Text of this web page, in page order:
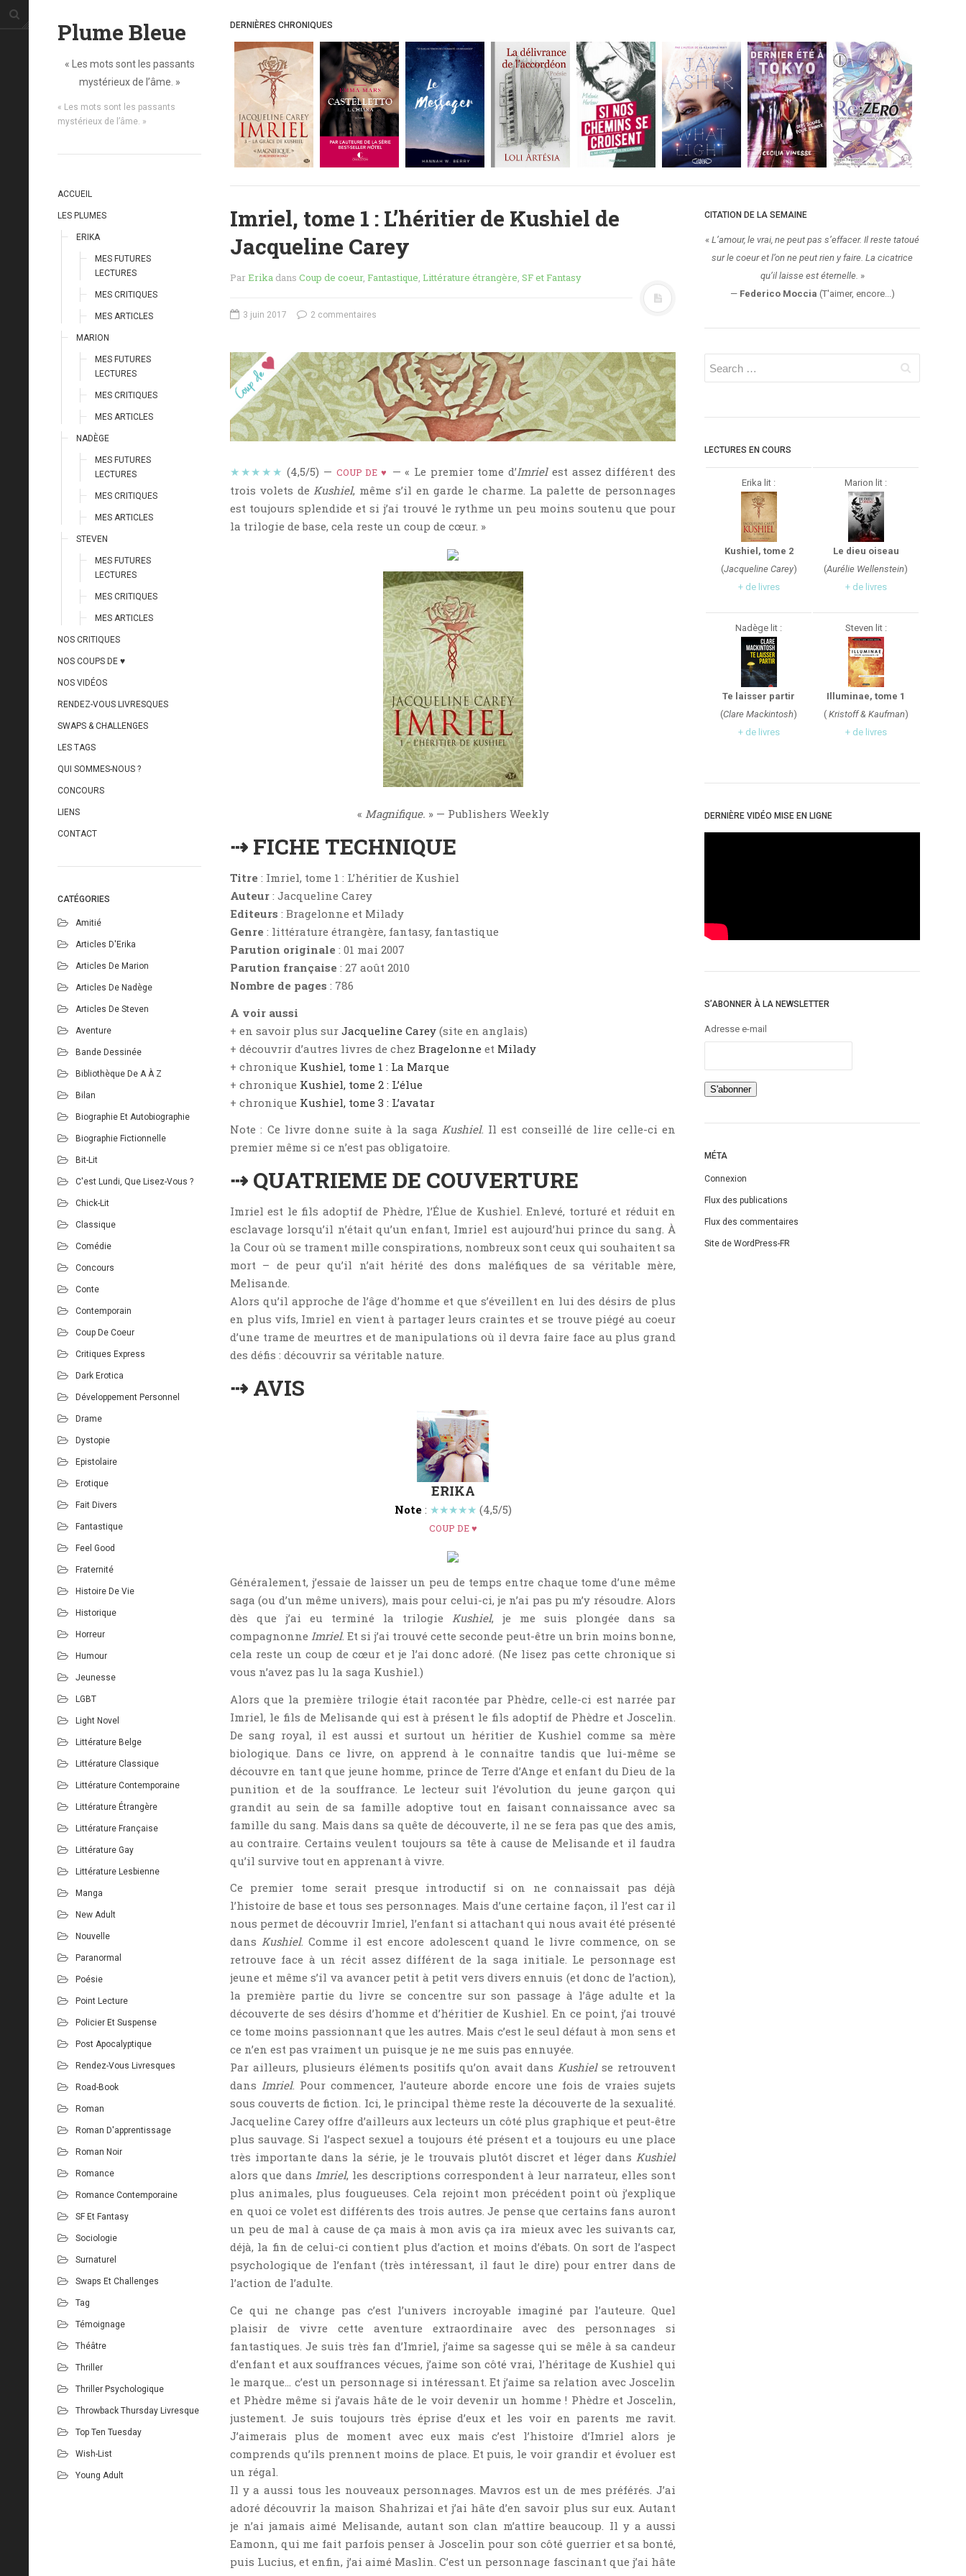
Plume Bleue
« Les mots sont les passants
mystérieux de l’âme. »
« Les mots sont les passants
mystérieux de l’âme. »
ACCUEIL
LES PLUMES
ERIKA
MES FUTURES
LECTURES
MES CRITIQUES
MES ARTICLES
MARION
MES FUTURES
LECTURES
MES CRITIQUES
MES ARTICLES
NADÈGE
MES FUTURES
LECTURES
MES CRITIQUES
MES ARTICLES
STEVEN
MES FUTURES
LECTURES
MES CRITIQUES
MES ARTICLES
NOS CRITIQUES
NOS COUPS DE ♥
NOS VIDÉOS
RENDEZ-VOUS LIVRESQUES
SWAPS & CHALLENGES
LES TAGS
QUI SOMMES-NOUS ?
CONCOURS
LIENS
CONTACT
CATÉGORIES
Amitié
Articles D'Erika
Articles De Marion
Articles De Nadège
Articles De Steven
Aventure
Bande Dessinée
Bibliothèque De A À Z
Bilan
Biographie Et Autobiographie
Biographie Fictionnelle
Bit-Lit
C'est Lundi, Que Lisez-Vous ?
Chick-Lit
Classique
Comédie
Concours
Conte
Contemporain
Coup De Coeur
Critiques Express
Dark Erotica
Développement Personnel
Drame
Dystopie
Epistolaire
Erotique
Fait Divers
Fantastique
Feel Good
Fraternité
Histoire De Vie
Historique
Horreur
Humour
Jeunesse
LGBT
Light Novel
Littérature Belge
Littérature Classique
Littérature Contemporaine
Littérature Étrangère
Littérature Française
Littérature Gay
Littérature Lesbienne
Manga
New Adult
Nouvelle
Paranormal
Poésie
Point Lecture
Policier Et Suspense
Post Apocalyptique
Rendez-Vous Livresques
Road-Book
Roman
Roman D'apprentissage
Roman Noir
Romance
Romance Contemporaine
SF Et Fantasy
Sociologie
Surnaturel
Swaps Et Challenges
Tag
Témoignage
Théâtre
Thriller
Thriller Psychologique
Throwback Thursday Livresque
Top Ten Tuesday
Wish-List
Young Adult
DERNIÈRES CHRONIQUES
Imriel, tome 1 : L’héritier de Kushiel de
Jacqueline Carey
ParErika dans Coup de coeur, Fantastique, Littérature étrangère, SF et Fantasy
3 juin 2017 2 commentaires
★★★★★ (4,5/5) — COUP DE ♥ — « Le premier tome d’Imrielest assez différent des
trois volets deKushiel, même s’il en garde le charme. La palette de personnages
est toujours splendide et si j’ai trouvé le rythme un peu moins soutenu que pour
la trilogie de base, cela reste un coup de cœur. »
« Magnifique. » — Publishers Weekly
⇢ FICHE TECHNIQUE
Titre : Imriel, tome 1 : L’héritier de Kushiel
Auteur : Jacqueline Carey
Editeurs : Bragelonne et Milady
Genre : littérature étrangère, fantasy, fantastique
Parution originale : 01 mai 2007
Parution française : 27 août 2010
Nombre de pages : 786
A voir aussi
+ en savoir plus sur Jacqueline Carey (site en anglais)
+ découvrir d’autres livres de chez Bragelonne et Milady
+ chronique Kushiel, tome 1 : La Marque
+ chronique Kushiel, tome 2 : L’élue
+ chronique Kushiel, tome 3 : L’avatar
Note : Ce livre donne suite à la saga Kushiel. Il est conseillé de lire celle-ci en
premier même si ce n’est pas obligatoire.
⇢ QUATRIEME DE COUVERTURE
Imriel est le fils adoptif de Phèdre, l’Élue de Kushiel. Enlevé, torturé et réduit en
esclavage lorsqu’il n’était qu’un enfant, Imriel est aujourd’hui prince du sang. À
la Cour où se trament mille conspirations, nombreux sont ceux qui souhaitent sa
mort – de peur qu’il n’ait hérité des dons maléfiques de sa véritable mère,
Melisande.
Alors qu’il approche de l’âge d’homme et que s’éveillent en lui des désirs de plus
en plus vifs, Imriel en vient à partager leurs craintes et se trouve piégé au coeur
d’une trame de meurtres et de manipulations où il devra faire face au plus grand
des défis : découvrir sa véritable nature.
⇢ AVIS
ERIKA
Note: ★★★★★ (4,5/5)
COUP DE ♥
Généralement, j’essaie de laisser un peu de temps entre chaque tome d’une même
saga (ou d’un même univers), mais pour celui-ci, je n’ai pas pu m’y résoudre. Alors
dès que j’ai eu terminé la trilogie Kushiel, je me suis plongée dans sa
compagnonne Imriel. Et si j’ai trouvé cette seconde peut-être un brin moins bonne,
cela reste un coup de cœur et je l’ai donc adoré. (Ne lisez pas cette chronique si
vous n’avez pas lu la saga Kushiel.)
Alors que la première trilogie était racontée par Phèdre, celle-ci est narrée par
Imriel, le fils de Melisande qui est à présent le fils adoptif de Phèdre et Joscelin.
De sang royal, il est aussi et surtout un héritier de Kushiel comme sa mère
biologique. Dans ce livre, on apprend à le connaître tandis que lui-même se
découvre en tant que jeune homme, prince de Terre d’Ange et enfant du Dieu de la
punition et de la souffrance. Le lecteur suit l’évolution du jeune garçon qui
grandit au sein de sa famille adoptive tout en faisant connaissance avec sa
famille du sang. Mais dans sa quête de découverte, il ne se fera pas que des amis,
au contraire. Certains veulent toujours sa tête à cause de Melisande et il faudra
qu’il survive tout en apprenant à vivre.
Ce premier tome serait presque introductif si on ne connaissait pas déjà
l’histoire de base et tous ses personnages. Mais d’une certaine façon, il l’est car il
nous permet de découvrir Imriel, l’enfant si attachant qui nous avait été présenté
dansKushiel. Comme il est encore adolescent quand le livre commence, on se
retrouve face à un récit assez différent de la saga initiale. Le personnage est
jeune et même s’il va avancer petit à petit vers divers ennuis (et donc de l’action),
la première partie du livre se concentre sur son passage à l’âge adulte et la
découverte de ses désirs d’homme et d’héritier de Kushiel. En ce point, j’ai trouvé
ce tome moins passionnant que les autres. Mais c’est le seul défaut à mon sens et
ce n’en est pas vraiment un puisque je ne me suis pas ennuyée.
Par ailleurs, plusieurs éléments positifs qu’on avait dansKushielse retrouvent
dansImriel. Pour commencer, l’auteure aborde encore une fois de vraies sujets
sous couverts de fiction. Ici, le principal thème reste la découverte de la sexualité.
Jacqueline Carey offre d’ailleurs aux lecteurs un côté plus graphique et peut-être
plus sauvage. Si l’aspect sexuel a toujours été présent et a toujours eu une place
très importante dans la série, je le trouvais plutôt discret et léger dans Kushiel
alors que dans Imriel, les descriptions correspondent à leur narrateur, elles sont
plus animales, plus fougueuses. Cela rejoint mon précédent point où j’explique
en quoi ce volet est différents des trois autres. Je pense que certains fans auront
un peu de mal à cause de ça mais à mon avis ça ira mieux avec les suivants car,
déjà, la fin de celui-ci contient plus d’action et moins d’ébats. On sort de l’aspect
psychologique de l’enfant (très intéressant, il faut le dire) pour entrer dans de
l’action de l’adulte.
Ce qui ne change pas c’est l’univers incroyable imaginé par l’auteure. Quel
plaisir de vivre cette aventure extraordinaire avec des personnages si
fantastiques. Je suis très fan d’Imriel, j’aime sa sagesse qui se mêle à sa candeur
d’enfant et aux souffrances vécues, j’aime son côté vrai, l’héritage de Kushiel qui
le marque… c’est un personnage si intéressant. Et j’aime sa relation avec Joscelin
et Phèdre même si j’avais hâte de le voir devenir un homme ! Phèdre et Joscelin,
justement. Je suis toujours très éprise d’eux et les voir en parents me ravit.
J’aimerais plus de moment avec eux mais c’est l’histoire d’Imriel alors je
comprends qu’ils prennent moins de place. Et puis, le voir grandir et évoluer est
un régal.
Il y a aussi tous les nouveaux personnages. Mavros est un de mes préférés. J’ai
adoré découvrir la maison Shahrizai et j’ai hâte d’en savoir plus sur eux. Autant
je n’ai jamais aimé Melisande, autant son clan m’attire beaucoup. Il y a aussi
Eamonn, qui me fait parfois penser à Joscelin pour son côté guerrier et sa bonté,
puis Lucius, et enfin, j’ai aimé Maslin. C’est un personnage fascinant que j’ai hâte
CITATION DE LA SEMAINE
« L’amour, le vrai, ne peut pas s’effacer. Il reste tatoué
sur le coeur et l’on ne peut rien y faire. La cicatrice
qu’il laisse est éternelle. »
— Federico Moccia (T'aimer, encore...)
LECTURES EN COURS
Erika lit :
Kushiel, tome 2
(Jacqueline Carey)
+ de livres
Marion lit :
Le dieu oiseau
(Aurélie Wellenstein)
+ de livres
Nadège lit :
Te laisser partir
(Clare Mackintosh)
+ de livres
Steven lit :
Illuminae, tome 1
(Kristoff & Kaufman)
+ de livres
DERNIÈRE VIDÉO MISE EN LIGNE
S’ABONNER À LA NEWSLETTER
Adresse e-mail
MÉTA
Connexion
Flux des publications
Flux des commentaires
Site de WordPress-FR